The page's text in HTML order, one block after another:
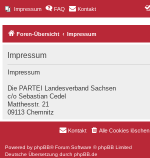
Impressum FAQ Kontakt
Foren-Übersicht Impressum
Impressum
Impressum
Die PARTEI Landesverband Sachsen
c/o Sebastian Cedel
Matthesstr. 21
09113 Chemnitz
Alle Cookies löschen
Kontakt
Powered by phpBB® Forum Software © phpBB Limited
Deutsche Übersetzung durch phpBB.de